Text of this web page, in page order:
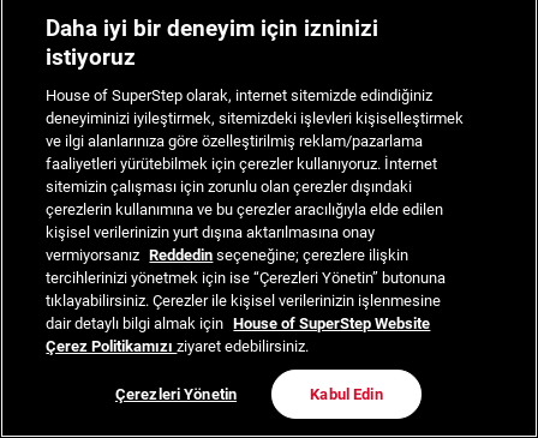
Daha iyi bir deneyim için izninizi
istiyoruz
House of SuperStep olarak, internet sitemizde edindiğiniz
deneyiminizi iyileştirmek, sitemizdeki işlevleri kişiselleştirmek
ve ilgi alanlarınıza göre özelleştirilmiş reklam/pazarlama
faaliyetleri yürütebilmek için çerezler kullanıyoruz. İnternet
sitemizin çalışması için zorunlu olan çerezler dışındaki
çerezlerin kullanımına ve bu çerezler aracılığıyla elde edilen
kişisel verilerinizin yurt dışına aktarılmasına onay
vermiyorsanız Reddedin seçeneğine; çerezlere ilişkin
tercihlerinizi yönetmek için ise “Çerezleri Yönetin” butonuna
tıklayabilirsiniz. Çerezler ile kişisel verilerinizin işlenmesine
dair detaylı bilgi almak için House of SuperStep Website
Çerez Politikamızıziyaret edebilirsiniz.
Çerezleri Yönetin Kabul Edin